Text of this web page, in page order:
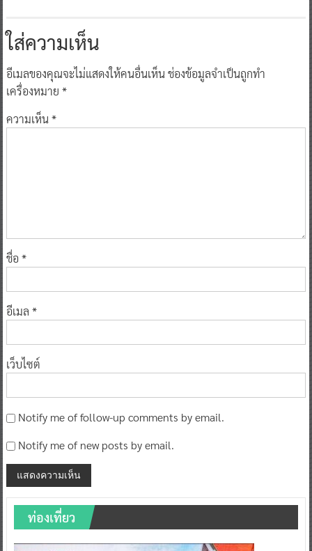
ใส่ความเห็น
อีเมลของคุณจะไม่แสดงให้คนอื่นเห็นช่องข้อมูลจำเป็นถูกทำ
เครื่องหมาย *
ความเห็น*
ชื่อ *
อีเมล *
เว็บไซต์
Notify me of follow-up comments by email.
Notify me of new posts by email.
ท่องเที่ยว